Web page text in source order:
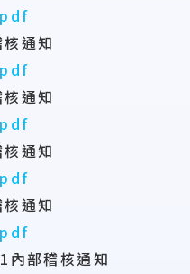
通知
通知
通知
通知
部稽核通知